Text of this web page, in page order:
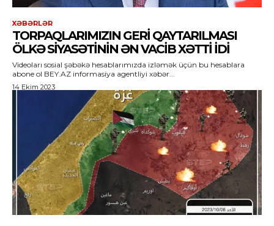
XƏBƏRLƏR
TORPAQLARIMIZIN GERI QAYTARILMASI
ÖLKƏ SIYASƏTININ ƏN VACIB XƏTTI IDI
Videoları sosial şəbəkə hesablarımızda izləmək üçün bu hesablara
abone ol BEY.AZ informasiya agentliyi xəbər...
14 Ekim 2023